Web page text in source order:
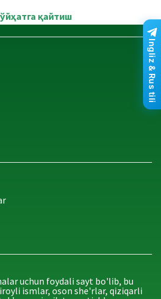
қайтиш
uchun foydali sayt bo'lib, bu
ismlar, oson she'rlar, qiziqarli
Ingliz & Rus tili